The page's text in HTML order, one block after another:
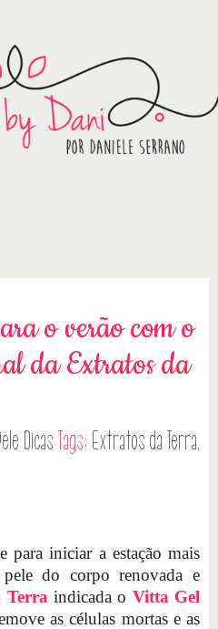
o verão com o
da Extratos da
Dicas Tags: Extratos da Terra,
para iniciar a estação mais
do corpo renovada e
Terra indicada o Vitta Gel
as células mortas e as